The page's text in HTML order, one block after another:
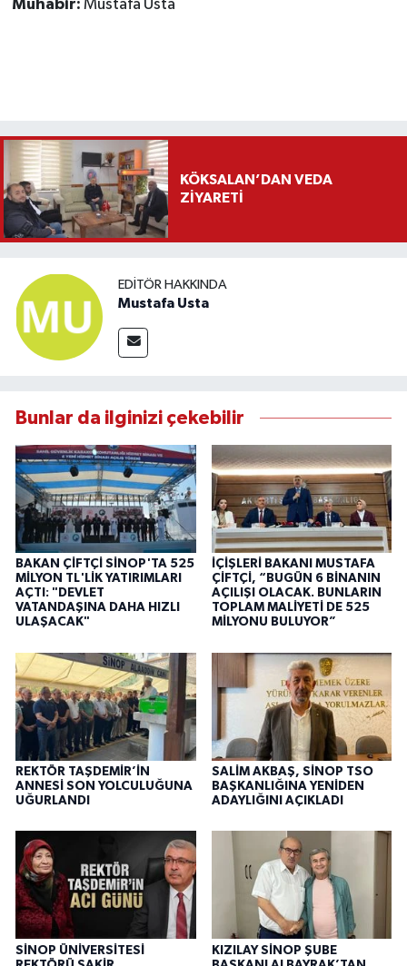
Muhabir: Mustafa Usta
KÖKSALAN’DAN VEDA
ZİYARETİ
EDITÖR HAKKINDA
Mustafa Usta
Bunlar da ilginizi çekebilir
BAKAN ÇİFTÇİ SİNOP'TA 525
MİLYON TL'LİK YATIRIMLARI
AÇTI: "DEVLET
VATANDAŞINA DAHA HIZLI
ULAŞACAK"
İÇİŞLERİ BAKANI MUSTAFA
ÇİFTÇİ, “BUGÜN 6 BİNANIN
AÇILIŞI OLACAK. BUNLARIN
TOPLAM MALİYETİ DE 525
MİLYONU BULUYOR”
REKTÖR TAŞDEMİR’İN
ANNESİ SON YOLCULUĞUNA
UĞURLANDI
SALİM AKBAŞ, SİNOP TSO
BAŞKANLIĞINA YENİDEN
ADAYLIĞINI AÇIKLADI
SİNOP ÜNİVERSİTESİ
KIZILAY SİNOP ŞUBE